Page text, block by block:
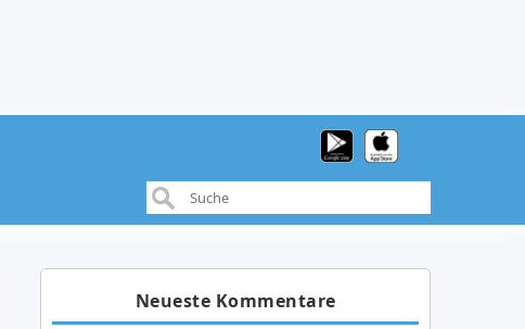
Neueste Kommentare